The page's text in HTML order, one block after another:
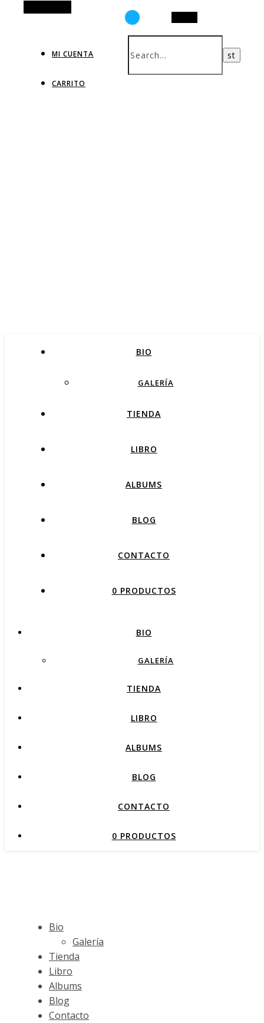
MI CUENTA
CARRITO
BIO
GALERÍA
TIENDA
LIBRO
ALBUMS
BLOG
CONTACTO
0 PRODUCTOS
BIO
GALERÍA
TIENDA
LIBRO
ALBUMS
BLOG
CONTACTO
0 PRODUCTOS
Bio
Galería
Tienda
Libro
Albums
Blog
Contacto